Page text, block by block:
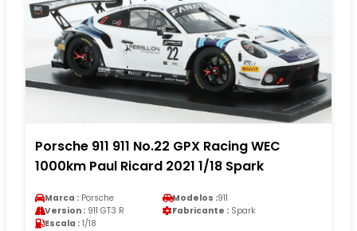
Porsche 911 911 No.22 GPX Racing WEC
1000km Paul Ricard 2021 1/18 Spark
Marca : Porsche Modelos :911
Version : 911 GT3 R Fabricante : Spark
Escala : 1/18